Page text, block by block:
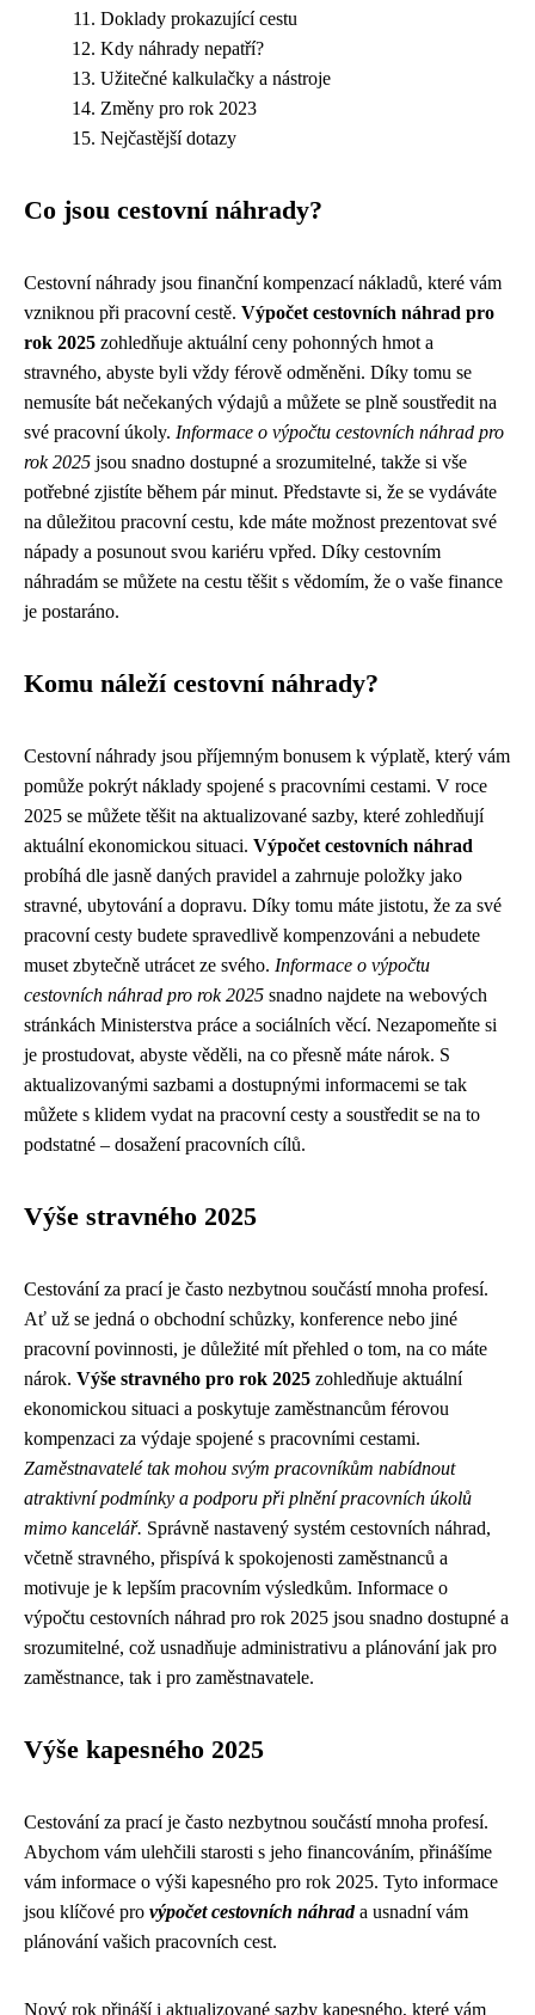
Doklady prokazující cestu
Kdy náhrady nepatří?
Užitečné kalkulačky a nástroje
Změny pro rok 2023
Nejčastější dotazy
Co jsou cestovní náhrady?
Cestovní náhrady jsou finanční kompenzací nákladů, které vám
vzniknou při pracovní cestě. Výpočet cestovních náhrad pro
rok 2025 zohledňuje aktuální ceny pohonných hmot a
stravného, abyste byli vždy férově odměněni. Díky tomu se
nemusíte bát nečekaných výdajů a můžete se plně soustředit na
své pracovní úkoly. Informace o výpočtu cestovních náhrad pro
rok 2025 jsou snadno dostupné a srozumitelné, takže si vše
potřebné zjistíte během pár minut. Představte si, že se vydáváte
na důležitou pracovní cestu, kde máte možnost prezentovat své
nápady a posunout svou kariéru vpřed. Díky cestovním
náhradám se můžete na cestu těšit s vědomím, že o vaše finance
je postaráno.
Komu náleží cestovní náhrady?
Cestovní náhrady jsou příjemným bonusem k výplatě, který vám
pomůže pokrýt náklady spojené s pracovními cestami. V roce
2025 se můžete těšit na aktualizované sazby, které zohledňují
aktuální ekonomickou situaci. Výpočet cestovních náhrad
probíhá dle jasně daných pravidel a zahrnuje položky jako
stravné, ubytování a dopravu. Díky tomu máte jistotu, že za své
pracovní cesty budete spravedlivě kompenzováni a nebudete
muset zbytečně utrácet ze svého. Informace o výpočtu
cestovních náhrad pro rok 2025 snadno najdete na webových
stránkách Ministerstva práce a sociálních věcí. Nezapomeňte si
je prostudovat, abyste věděli, na co přesně máte nárok. S
aktualizovanými sazbami a dostupnými informacemi se tak
můžete s klidem vydat na pracovní cesty a soustředit se na to
podstatné – dosažení pracovních cílů.
Výše stravného 2025
Cestování za prací je často nezbytnou součástí mnoha profesí.
Ať už se jedná o obchodní schůzky, konference nebo jiné
pracovní povinnosti, je důležité mít přehled o tom, na co máte
nárok. Výše stravného pro rok 2025 zohledňuje aktuální
ekonomickou situaci a poskytuje zaměstnancům férovou
kompenzaci za výdaje spojené s pracovními cestami.
Zaměstnavatelé tak mohou svým pracovníkům nabídnout
atraktivní podmínky a podporu při plnění pracovních úkolů
mimo kancelář. Správně nastavený systém cestovních náhrad,
včetně stravného, přispívá k spokojenosti zaměstnanců a
motivuje je k lepším pracovním výsledkům. Informace o
výpočtu cestovních náhrad pro rok 2025 jsou snadno dostupné a
srozumitelné, což usnadňuje administrativu a plánování jak pro
zaměstnance, tak i pro zaměstnavatele.
Výše kapesného 2025
Cestování za prací je často nezbytnou součástí mnoha profesí.
Abychom vám ulehčili starosti s jeho financováním, přinášíme
vám informace o výši kapesného pro rok 2025. Tyto informace
jsou klíčové pro výpočet cestovních náhrada usnadní vám
plánování vašich pracovních cest.
Nový rok přináší i aktualizované sazby kapesného, které vám